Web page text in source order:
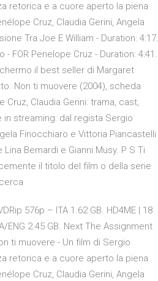
retorica e a cuore aperto la piena
Cruz, Claudia Gerini, Angela
Tra Joe E William - Duration: 4:17.
FOR Penelope Cruz - Duration: 4:41.
il best seller di Margaret
Non ti muovere (2004), scheda
Claudia Gerini: trama, cast,
streaming: dal regista Sergio
Finocchiaro e Vittoria Piancastelli
Bernardi e Gianni Musy. P S Ti
il titolo del film o della serie
576p – ITA 1.62 GB. HD4ME | 18
ENG 2.45 GB. Next The Assignment
ti muovere - Un film di Sergio
retorica e a cuore aperto la piena
Cruz, Claudia Gerini, Angela